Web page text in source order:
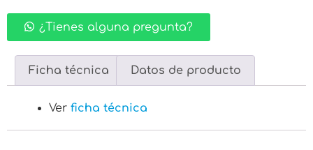
¿Tienes alguna pregunta?
Ficha técnica Datos de producto
Ver ficha técnica